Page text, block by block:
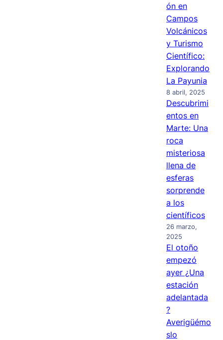
ón en
Campos
Volcánicos
y Turismo
Científico:
Explorando
La Payunia
8 abril, 2025
Descubrimi
entos en
Marte: Una
roca
misteriosa
llena de
esferas
sorprende
a los
científicos
26 marzo,
2025
El otoño
empezó
ayer ¿Una
estación
adelantada
?
Averigüémo
slo